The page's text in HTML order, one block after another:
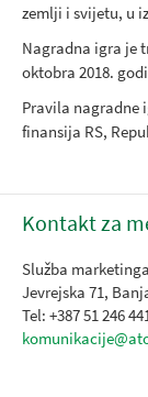
zemlji i svijetu, u
Nagradna igra je
oktobra 2018.
Pravila nagradne
finansija RS,
Kontakt za
Služba
Jevrejska 71,
Tel: +387 51 246